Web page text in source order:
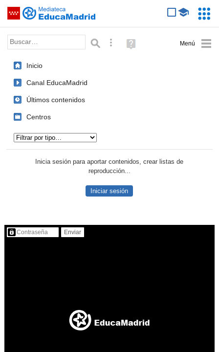
Saltar navegación
Palabra o frase: Búsqueda avanzada
Ayuda
(en
Inicio
Canal EducaMadrid
Últimos contenidos
Centros
Inicia sesión para aportar contenidos, crear listas de
reproducción...
Iniciar sesión
Contenido protegido…